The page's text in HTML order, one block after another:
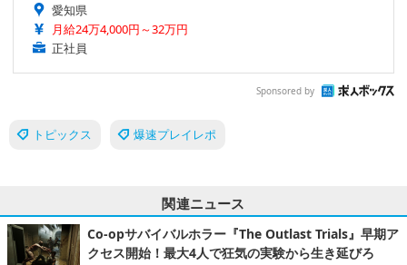
愛知県
月給24万4,000円～32万円
正社員
Sponsored by
トピックス 爆速プレイレポ
関連ニュース
Co-opサバイバルホラー『The Outlast Trials』早期ア
クセス開始！最大4人で狂気の実験から生き延びろ